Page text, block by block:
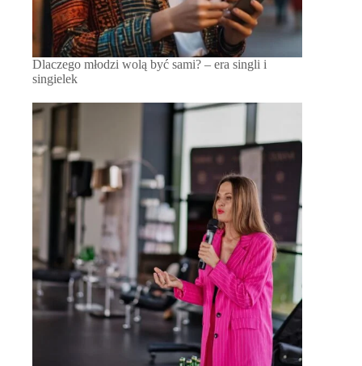
Dlaczego młodzi wolą być sami? – era singli i
singielek